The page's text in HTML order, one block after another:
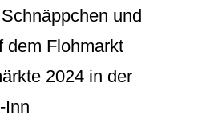
und
dem Flohmarkt
2024 in der
Inn